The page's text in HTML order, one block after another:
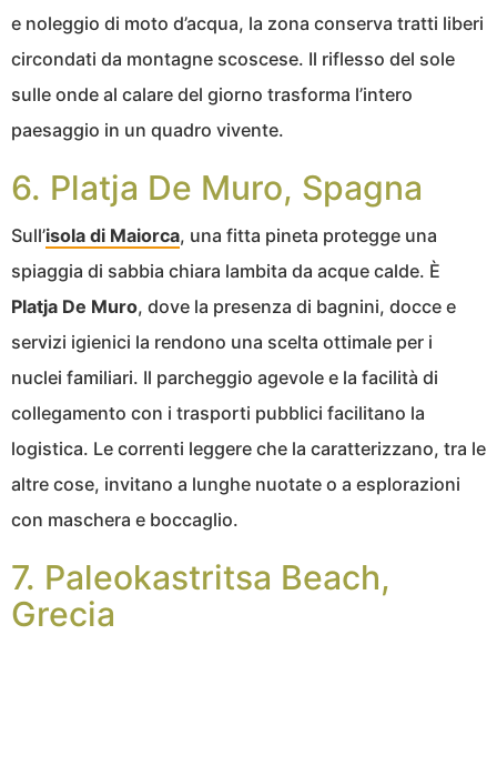
e noleggio di moto d’acqua, la zona conserva tratti liberi
circondati da montagne scoscese. Il riflesso del sole
sulle onde al calare del giorno trasforma l’intero
paesaggio in un quadro vivente.
6. Platja De Muro, Spagna
Sull’isola di Maiorca, una fitta pineta protegge una
spiaggia di sabbia chiara lambita da acque calde. È
Platja De Muro, dove la presenza di bagnini, docce e
servizi igienici la rendono una scelta ottimale per i
nuclei familiari. Il parcheggio agevole e la facilità di
collegamento con i trasporti pubblici facilitano la
logistica. Le correnti leggere che la caratterizzano, tra le
altre cose, invitano a lunghe nuotate o a esplorazioni
con maschera e boccaglio.
7. Paleokastritsa Beach,
Grecia